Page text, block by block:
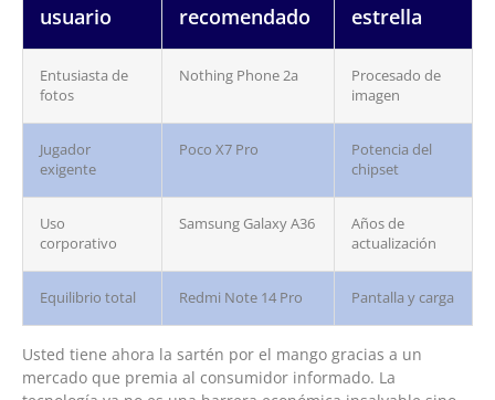
usuario
recomendado
estrella
Entusiasta de
fotos
Nothing Phone 2a
Procesado de
imagen
Jugador
exigente
Poco X7 Pro
Potencia del
chipset
Uso
corporativo
Samsung Galaxy A36
Años de
actualización
Equilibrio total Redmi Note 14 Pro Pantalla y carga
Usted tiene ahora la sartén por el mango gracias a un
mercado que premia al consumidor informado. La